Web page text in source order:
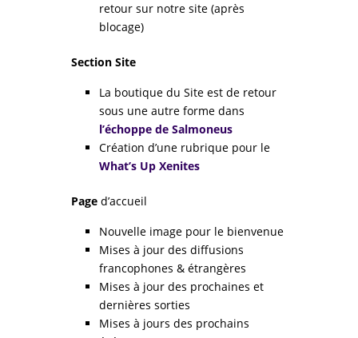
retour sur notre site (après
blocage)
Section Site
La boutique du Site est de retour
sous une autre forme dans
l’échoppe de Salmoneus
Création d’une rubrique pour le
What’s Up Xenites
Page d’accueil
Nouvelle image pour le bienvenue
Mises à jour des diffusions
francophones & étrangères
Mises à jour des prochaines et
dernières sorties
Mises à jours des prochains